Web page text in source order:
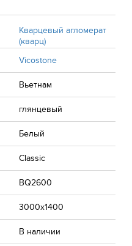
Кварцевый агломерат
(кварц)
Vicostone
Вьетнам
глянцевый
Белый
Classic
BQ2600
3000x1400
В наличии